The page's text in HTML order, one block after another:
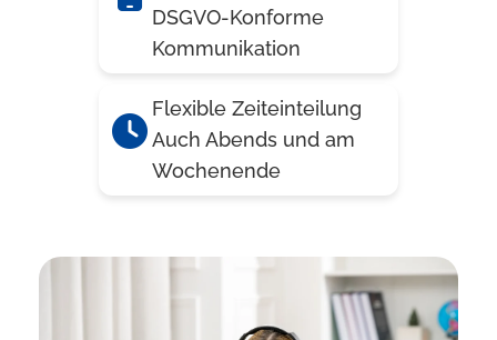
DSGVO-Konforme
Kommunikation
Flexible Zeiteinteilung
Auch Abends und am
Wochenende